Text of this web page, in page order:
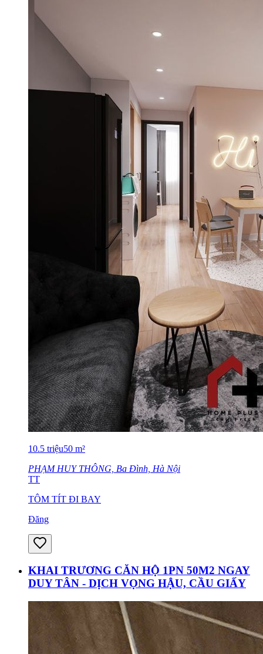
10.5 triệu50 m²
PHẠM HUY THÔNG, Ba Đình, Hà Nội
TT
TÔM TÍT ĐI BAY
Đăng
KHAI TRƯƠNG CĂN HỘ 1PN 50M2 NGAY
DUY TÂN - DỊCH VỌNG HẬU, CẦU GIẤY